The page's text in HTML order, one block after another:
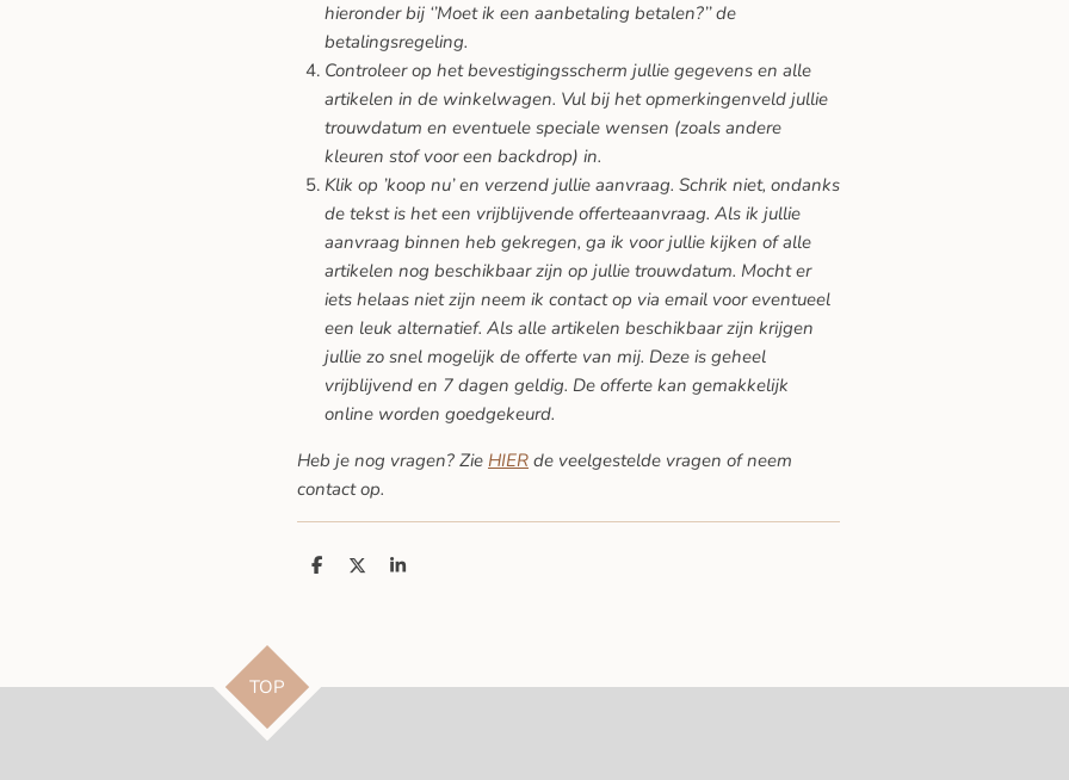
hieronder bij ‘’Moet ik een aanbetaling betalen?’’ de
betalingsregeling.
Controleer op het bevestigingsscherm jullie gegevens en alle
artikelen in de winkelwagen. Vul bij het opmerkingenveld jullie
trouwdatum en eventuele speciale wensen (zoals andere
kleuren stof voor een backdrop) in.
Klik op ’koop nu’ en verzend jullie aanvraag. Schrik niet, ondanks
de tekst is het een vrijblijvende offerteaanvraag. Als ik jullie
aanvraag binnen heb gekregen, ga ik voor jullie kijken of alle
artikelen nog beschikbaar zijn op jullie trouwdatum. Mocht er
iets helaas niet zijn neem ik contact op via email voor eventueel
een leuk alternatief. Als alle artikelen beschikbaar zijn krijgen
jullie zo snel mogelijk de offerte van mij. Deze is geheel
vrijblijvend en 7 dagen geldig. De offerte kan gemakkelijk
online worden goedgekeurd.
Heb je nog vragen? Zie HIER de veelgestelde vragen of neem
contact op.
D
D
S
TOP